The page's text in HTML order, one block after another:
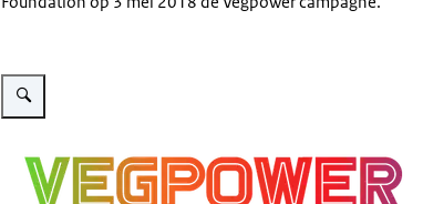
Vergroot afbeelding Vegpower